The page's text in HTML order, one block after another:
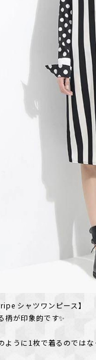
シャツワンピース】
柄が印象的です✨
ように1枚で着るのでは